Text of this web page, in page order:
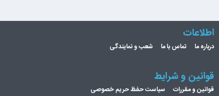
اطلاعات
درباره ما تماس با ما شعب و نمایندگی
قوانین و شرایط
قوانین و مقررات سیاست حفظ حریم خصوصی